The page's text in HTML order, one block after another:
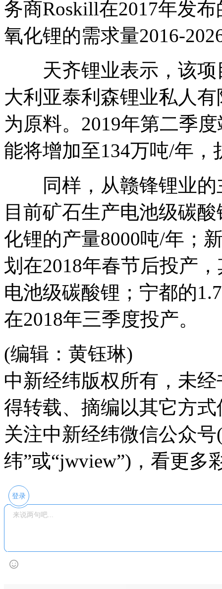
务商Roskill在2017年发
氧化锂的需求量2016-
天齐锂业表示，该项
大利亚泰利森锂业私人
为原料。2019年第二季
能将增加至134万吨/年
同样，从赣锋锂业的
目前矿石生产电池级碳
化锂的产量8000吨/年；
划在2018年春节后投产
电池级碳酸锂；宁都的
在2018年三季度投产。
(编辑：黄钰琳)
中新经纬版权所有，未
得转载、摘编以其它方式
关注中新经纬微信公众
纬”或“jwview”)，看更多
登录